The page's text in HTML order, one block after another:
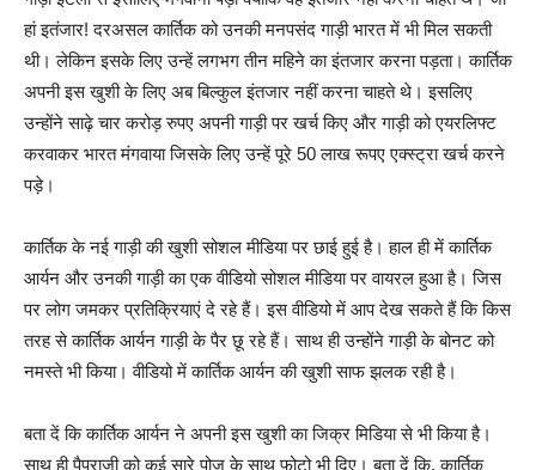
हां इतंजार! दरअसल कार्तिक को उनकी मनपसंद गाड़ी भारत में भी मिल सकती
थी। लेकिन इसके लिए उन्हें लगभग तीन महिने का इंतजार करना पड़ता। कार्तिक
अपनी इस खुशी के लिए अब बिल्कुल इंतजार नहीं करना चाहते थे। इसलिए
उन्होंने साढ़े चार करोड़ रुपए अपनी गाड़ी पर खर्च किए और गाड़ी को एयरलिफ्ट
करवाकर भारत मंगवाया जिसके लिए उन्हें पूरे 50 लाख रूपए एक्स्ट्रा खर्च करने
पड़े।
कार्तिक के नई गाड़ी की खुशी सोशल मीडिया पर छाई हुई है। हाल ही में कार्तिक
आर्यन और उनकी गाड़ी का एक वीडियो सोशल मीडिया पर वायरल हुआ है। जिस
पर लोग जमकर प्रतिक्रियाएं दे रहे हैं। इस वीडियो में आप देख सकते हैं कि किस
तरह से कार्तिक आर्यन गाड़ी के पैर छू रहे हैं। साथ ही उन्होंने गाड़ी के बोनट को
नमस्ते भी किया। वीडियो में कार्तिक आर्यन की खुशी साफ झलक रही है।
बता दें कि कार्तिक आर्यन ने अपनी इस खुशी का जिक्र मिडिया से भी किया है।
साथ ही पैपराजी को कई सारे पोज के साथ फोटो भी दिए। बता दें कि, कार्तिक